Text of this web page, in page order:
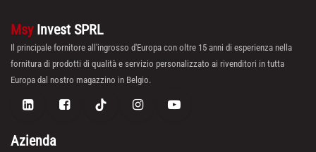
Msy Invest SPRL
Il principale fornitore all'ingrosso d'Europa con oltre 15 anni di esperienza nella
fornitura di prodotti di qualità e servizio personalizzato ai rivenditori in tutta
Europa dal nostro magazzino in Belgio.
Azienda